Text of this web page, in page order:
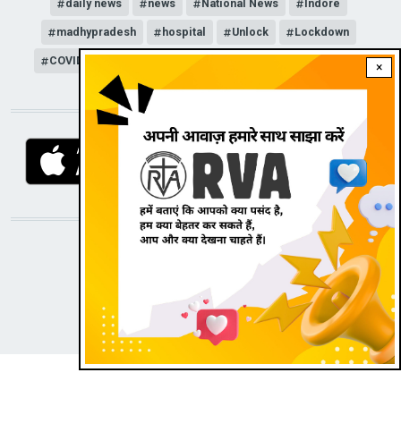
×
daily news news National News Indore
madhypradesh hospital Unlock Lockdown
COVID-19 news update
DOWNLOAD RVA APP
STAY CONNECTED WITH US!